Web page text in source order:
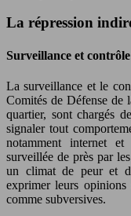
La répression
Surveillance et
La surveillance et le
Comités de Défense de
quartier, sont chargés
signaler tout
notamment internet et
surveillée de près par
un climat de peur et
exprimer leurs opinions
comme subversives.